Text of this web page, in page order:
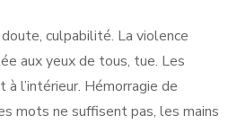
culpabilité. La violence
aux yeux de tous, tue. Les
l’intérieur. Hémorragie de
mots ne suffisent pas, les mains